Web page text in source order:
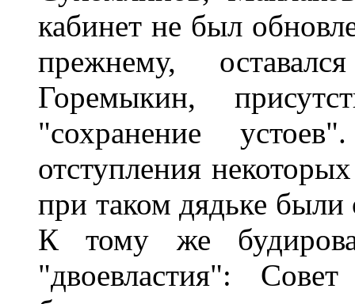
кабинет не был
прежнему,
Горемыкин,
"сохранение
отступления
при таком дядьке
К тому же
"двоевластия":